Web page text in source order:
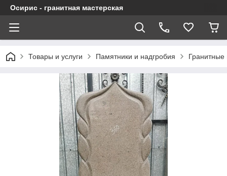
Осирис - гранитная мастерская
Товары и услуги Памятники и надгробия Гранитные